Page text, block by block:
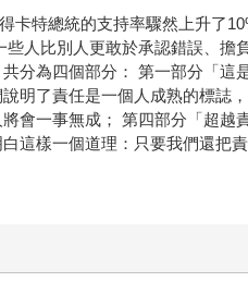
卡特總統的支持率驟然上升了
人比別人更敢於承認錯誤、擔
分為四個部分： 第一部分「這
明了責任是一個人成熟的標誌
會一事無成； 第四部分「超越
這樣一個道理：只要我們還把